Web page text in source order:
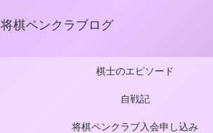
将棋ペンクラブログ
棋士のエピソード
自戦記
将棋ペンクラブ入会申し込み